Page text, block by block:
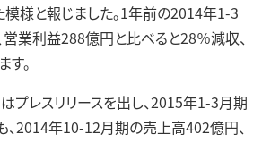
様と報じました。1年前の2014年1-3
業利益288億円と比べると28％減収、
。
プレスリリースを出し、2015年1-3月期
、2014年10-12月期の売上高402億円、